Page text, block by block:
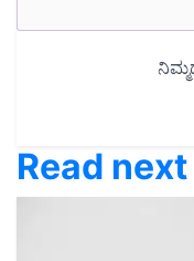
Read next